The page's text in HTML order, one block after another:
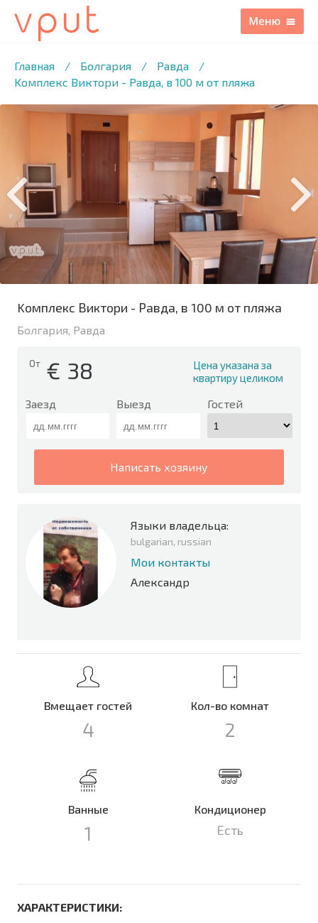
Главная / Болгария / Равда
/
Kомплекс Виктори - Равда, в 100 м от пляжа
/26 ФОТО
Kомплекс Виктори - Равда, в 100 м от пляжа
Болгария, Равда
От € 38
Цена указана за
квартиру целиком
Заезд Выезд Гостей
написать хозяину
Языки владельца:
bulgarian, russian
Мои контакты
Александр
Вмещает гостей
4
Кол-во комнат
2
Ванные
1
Кондиционер
Есть
ХАРАКТЕРИСТИКИ: